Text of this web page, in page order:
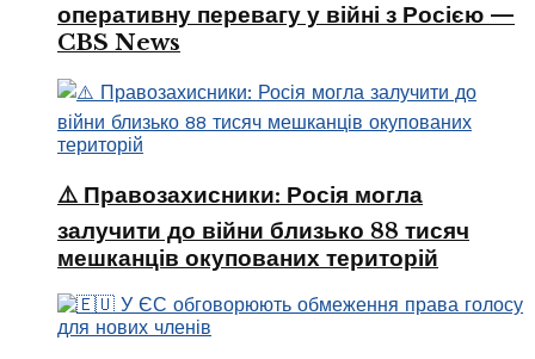
оперативну перевагу у війні з Росією —
CBS News
⚠️ Правозахисники: Росія могла
залучити до війни близько 88 тисяч
мешканців окупованих територій